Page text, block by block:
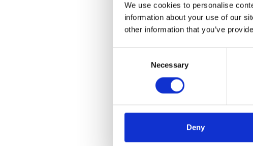
We use cookies to personalise
information about your use of our
other information that you’ve
Necessary
Deny